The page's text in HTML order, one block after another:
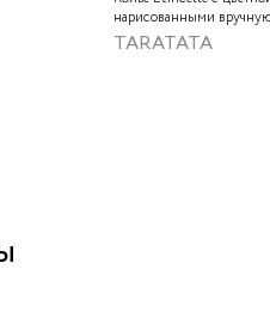
нарисованными
слюдяным порошком,
стеклянными бусинам
TARATATA